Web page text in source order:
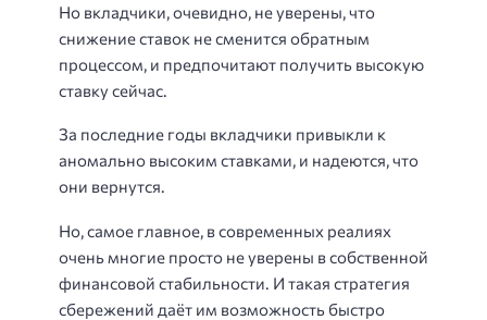
Но вкладчики, очевидно, не уверены, что
снижение ставок не сменится обратным
процессом, и предпочитают получить высокую
ставку сейчас.
За последние годы вкладчики привыкли к
аномально высоким ставками, и надеются, что
они вернутся.
Но, самое главное, в современных реалиях
очень многие просто не уверены в собственной
финансовой стабильности. И такая стратегия
сбережений даёт им возможность быстро